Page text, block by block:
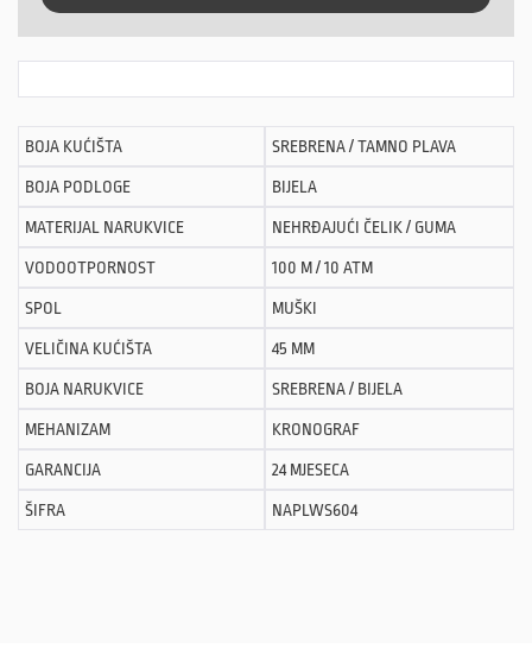
BOJA KUĆIŠTA SREBRENA / TAMNO PLAVA
BOJA PODLOGE BIJELA
MATERIJAL NARUKVICE NEHRĐAJUĆI ČELIK / GUMA
VODOOTPORNOST 100 M / 10 ATM
SPOL MUŠKI
VELIČINA KUĆIŠTA 45 MM
BOJA NARUKVICE SREBRENA / BIJELA
MEHANIZAM KRONOGRAF
GARANCIJA 24 MJESECA
ŠIFRA NAPLWS604